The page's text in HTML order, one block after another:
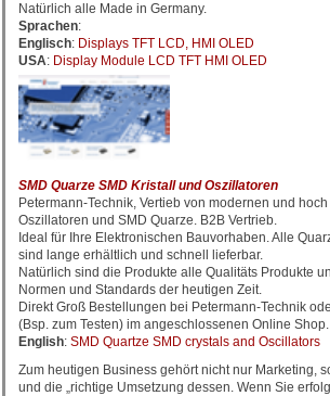
Natürlich alle Made in Germany.
Sprachen:
Englisch: Displays TFT LCD, HMI OLED
USA: Display Module LCD TFT HMI OLED
SMD Quarze SMD Kristall und Oszillatoren
Petermann-Technik, Vertieb von modernen und
Oszillatoren und SMD Quarze. B2B Vertrieb.
Ideal für Ihre Elektronischen Bauvorhaben. Alle
sind lange erhältlich und schnell lieferbar.
Natürlich sind die Produkte alle Qualitäts Produkte
Normen und Standards der heutigen Zeit.
Direkt Groß Bestellungen bei Petermann-Technik
(Bsp. zum Testen) im angeschlossenen Online Shop.
English: SMD Quartze SMD crystals and Oscillators
Zum heutigen Business gehört nicht nur Marketing,
und die „richtige Umsetzung dessen. Wenn Sie